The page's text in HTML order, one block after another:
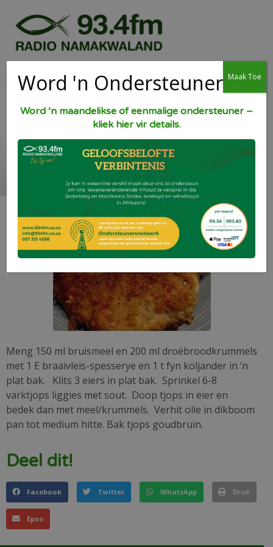
Krummel Varktjops
Meng 150 ml bruismeel en 200 ml droëbroodkrummels
met 1 E braaivleis-spesserye en 1 t fyn koljander in ‘n
plat bak. Klits 3 eiers in plat bak. Sprinkel 6-8
varktjops liggies met sout. Doop tjops in eier en
bedek dan met meel/krummels. Verhit olie in dikboom
pan tot medium hitte. Bak tjops goudbruin.
Deel dit!
Facebook Twitter WhatsApp Druk
Epos
Word 'n Ondersteuner
Word ‘n maandelikse of eenmalige ondersteuner –
kliek hier vir details.
Maak Toe